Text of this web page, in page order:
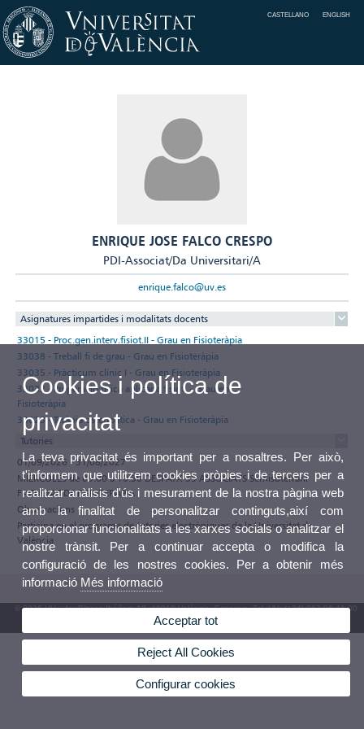
CASTELLANO ENGLISH
ENRIQUE JOSE FALCO CRESPO
PDI-Associat/Da Universitari/A
enrique.falco@uv.es
Asignatures impartides i modalitats docents
33015 - Proc.gen.interv.fisiot.II - Grau en Fisioteràpia
33038 - Treball fi de grau - Grau en Fisioteràpia
33035 - Pràcticum clínic I - Grau en Fisioteràpia
33032 - Preparació física aplicada fisiot. - Grau en
Fisioteràpia
33023 - Teràpia osteopàtica - Grau en Fisioteràpia
Tutories
01/09/2026 - 31/08/2027
MIÉRCOLES de 09:00 a 10:30 DESPATX 39 ASSOCIATS Semisoterrani
FACULTAT DE FISIOTERÀPIA
Observacions
Participa en el programa de tutories electròniques de la Universitat de
València
© 2026 UV. - Av. Blasco Ibáñez, 13. 46010 València. Espanya. Tel. UV: (+34) 963 86 41 00
Bústia UV
Cookies i política de
privacitat
La teva privacitat és important per a nosaltres. Per això,
t'informem que utilitzem cookies pròpies i de tercers per a
realitzar anàlisis d'ús i mesurament de la nostra pàgina web
amb la finalitat de personalitzar continguts,així com
proporcionar funcionalitats a les xarxes socials o analitzar el
nostre trànsit. Per a continuar accepta o modifica la
configuració de les nostres cookies. Per a obtenir més
informació Més informació
Acceptar tot
Reject All Cookies
Configurar cookies